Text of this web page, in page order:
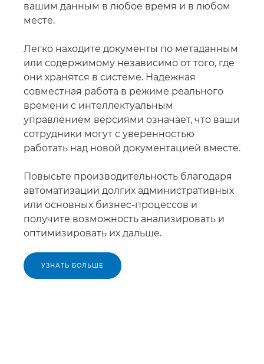
вашим данным в любое время и в любом
месте.
Легко находите документы по метаданным
или содержимому независимо от того, где
они хранятся в системе. Надежная
совместная работа в режиме реального
времени с интеллектуальным
управлением версиями означает, что ваши
сотрудники могут с уверенностью
работать над новой документацией вместе.
Повысьте производительность благодаря
автоматизации долгих административных
или основных бизнес-процессов и
получите возможность анализировать и
оптимизировать их дальше.
УЗНАТЬ БОЛЬШЕ